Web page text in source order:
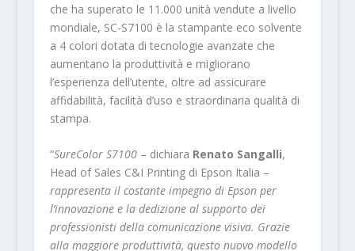
che ha superato le 11.000 unità vendute a livello
mondiale, SC-S7100 è la stampante eco solvente
a 4 colori dotata di tecnologie avanzate che
aumentano la produttività e migliorano
l’esperienza dell’utente, oltre ad assicurare
affidabilità, facilità d’uso e straordinaria qualità di
stampa.
“SureColor S7100– dichiara Renato Sangalli,
Head of Sales C&I Printing di Epson Italia –
rappresenta il costante impegno di Epson per
l’innovazione e la dedizione al supporto dei
professionisti della comunicazione visiva. Grazie
alla maggiore produttività, questo nuovo modello